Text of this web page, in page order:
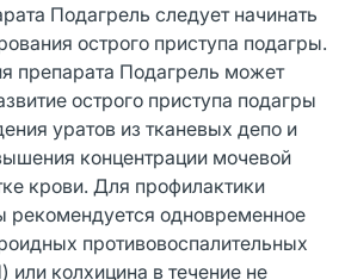
Подагрель следует начинать
острого приступа подагры.
препарата Подагрель может
острого приступа подагры
уратов из тканевых депо и
концентрации мочевой
крови. Для профилактики
рекомендуется одновременное
противовоспалительных
колхицина в течение не